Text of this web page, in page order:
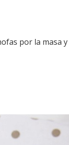
por la masa y